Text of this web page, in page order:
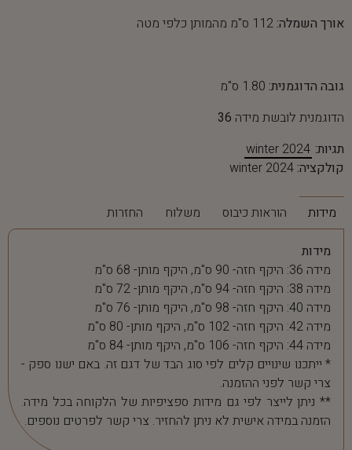
אורך השמלה:
גובה הדוגמנית: 1.80 ס"מ
הדוגמנית לובשת מידה 36
תגיות: winter 2024
קולקציה: winter 2024
מידות הוראות כיבוס משלוח החזרות
מידות
מידה 36: היקף חזה- 90 ס"מ, היקף מותן- 68 ס"מ
מידה 38: היקף חזה- 94 ס"מ, היקף מותן- 72 ס"מ
מידה 40: היקף חזה- 98 ס"מ, היקף מותן- 76 ס"מ
מידה 42: היקף חזה- 102 ס"מ, היקף מותן- 80 ס"מ
מידה 44: היקף חזה- 106 ס"מ, היקף מותן- 84 ס"מ
* ייתכנו שינויים קלים לפי סוג הבד של דגם זה. באם ישנו ספק -
צרי קשר לפני ההזמנה.
** ניתן לייצר לפי גם מידות ספציפיות של הלקוחה בכל מידה.
הזמנה במידה אישית לא ניתן להחזיר. צרי קשר לפרטים נוספים.